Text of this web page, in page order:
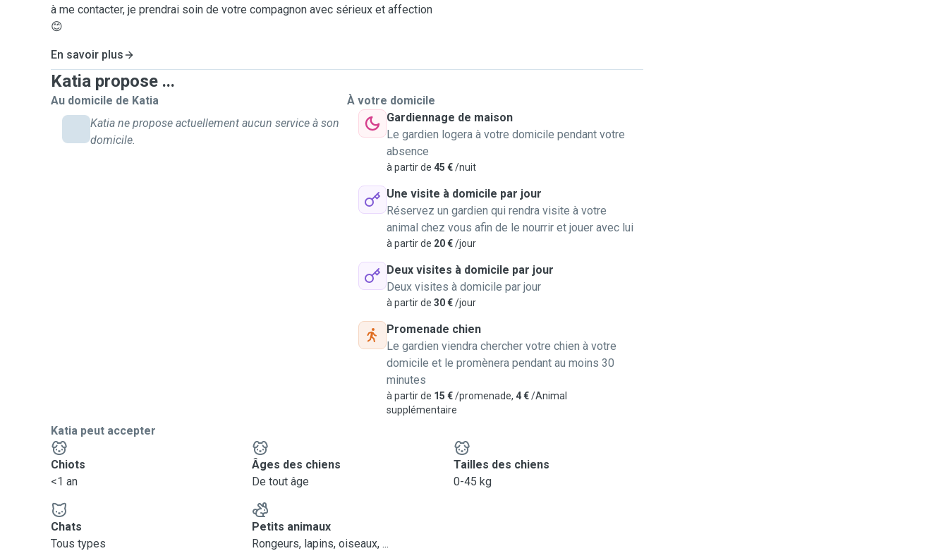
à me contacter, je prendrai soin de votre compagnon avec sérieux et affection
😊
En savoir plus
Katia propose ...
Au domicile de Katia
Katia ne propose actuellement aucun service à son
domicile.
À votre domicile
Gardiennage de maison
Le gardien logera à votre domicile pendant votre
absence
à partir de 45 €/nuit
Une visite à domicile par jour
Réservez un gardien qui rendra visite à votre
animal chez vous afin de le nourrir et jouer avec lui
à partir de 20 €/jour
Deux visites à domicile par jour
Deux visites à domicile par jour
à partir de 30 €/jour
Promenade chien
Le gardien viendra chercher votre chien à votre
domicile et le promènera pendant au moins 30
minutes
à partir de 15 €/promenade, 4 €/Animal
supplémentaire
Katia peut accepter
Chiots
<1 an
Âges des chiens
De tout âge
Tailles des chiens
0-45 kg
Chats
Tous types
Petits animaux
Rongeurs, lapins, oiseaux, ...